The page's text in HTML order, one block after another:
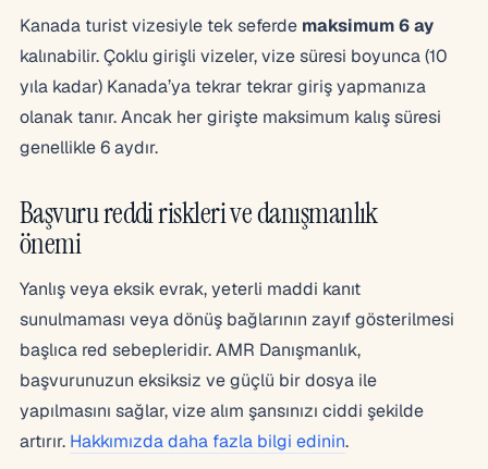
Kanada turist vizesiyle tek seferde maksimum 6 ay
kalınabilir. Çoklu girişli vizeler, vize süresi boyunca (10
yıla kadar) Kanada’ya tekrar tekrar giriş yapmanıza
olanak tanır. Ancak her girişte maksimum kalış süresi
genellikle 6 aydır.
Başvuru reddi riskleri ve danışmanlık
önemi
Yanlış veya eksik evrak, yeterli maddi kanıt
sunulmaması veya dönüş bağlarının zayıf gösterilmesi
başlıca red sebepleridir. AMR Danışmanlık,
başvurunuzun eksiksiz ve güçlü bir dosya ile
yapılmasını sağlar, vize alım şansınızı ciddi şekilde
artırır. Hakkımızda daha fazla bilgi edinin.